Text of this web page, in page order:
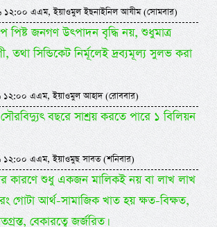
এএম, ইয়াওমুল ইছনাইনিল আযীম (সোমবার)
পিষ্ট জনগণ উৎপাদন বৃদ্ধি নয়, শুধুমাত্র
তথা সিন্ডিকেট নির্মূলেই দ্রব্যমূল্য সুলভ করা
এএম, ইয়াওমুল আহাদ (রোববার)
বছরে সাশ্রয় করতে পারে ১ বিলিয়ন
এএম, ইয়াওমুছ সাবত (শনিবার)
কারণে শুধু একজন মালিকই নয় বা লাখ লাখ
গোটা আর্থ-সামাজিক খাত হয় ক্ষত-বিক্ষত,
বেকারত্বে জর্জরিত।